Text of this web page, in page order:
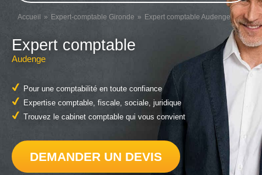
Accueil Expert-comptable Gironde Expert comptable Audenge
Expert comptable
Audenge
Pour une comptabilité en toute confiance
Expertise comptable, fiscale, sociale, juridique
Trouvez le cabinet comptable qui vous convient
DEMANDER UN DEVIS